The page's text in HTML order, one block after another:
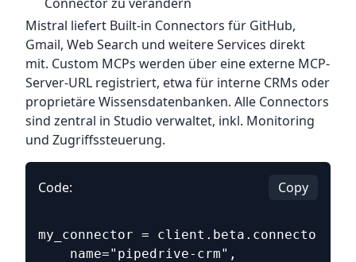
Mistral liefert Built-in Connectors für GitHub,
Gmail, Web Search und weitere Services direkt
mit. Custom MCPs werden über eine externe MCP-
Server-URL registriert, etwa für interne CRMs oder
proprietäre Wissensdatenbanken. Alle Connectors
sind zentral in Studio verwaltet, inkl. Monitoring
und Zugriffssteuerung.
Code: Copy
my_connector =
name="pipedrive-crm",